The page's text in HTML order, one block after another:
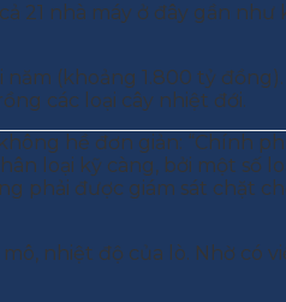
21 nhà máy ở đây gần
(khoảng 1.800 tỷ đồng).
các loại cây nhiệt đới.
hề đơn giản: “Chính
loại kỹ càng, bởi một số
phải được giám sát chặt
nhiệt độ của lò. Nhờ có